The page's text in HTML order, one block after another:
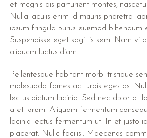
et magnis dis parturient montes,
Nulla iaculis enim id mauris pharetra
ipsum fringilla purus euismod bibendum
Suspendisse eget sagittis sem. Nam
aliquam luctus diam.
Pellentesque habitant morbi tristique
malesuada fames ac turpis egestas.
lectus dictum lacinia. Sed nec dolor at
a et lorem. Aliquam fermentum
lacinia lectus fermentum ut. In et justo
placerat. Nulla facilisi. Maecenas